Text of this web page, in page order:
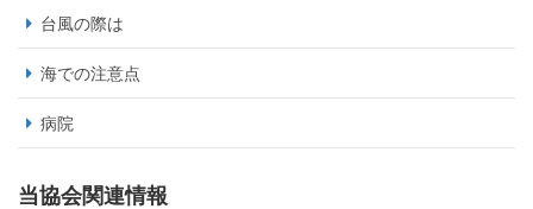
台風の際は
海での注意点
病院
当協会関連情報